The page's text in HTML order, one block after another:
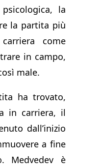
la
la partita più
come
in campo,
male.
ha trovato,
in carriera, il
dall’inizio
a fine
Medvedev è